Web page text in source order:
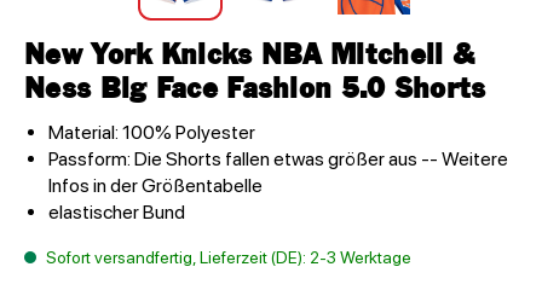
New York Knicks NBA Mitchell &
Ness Big Face Fashion 5.0 Shorts
Material: 100% Polyester
Passform: Die Shorts fallen etwas größer aus -- Weitere
Infos in der Größentabelle
elastischer Bund
Sofort versandfertig, Lieferzeit (DE): 2-3 Werktage